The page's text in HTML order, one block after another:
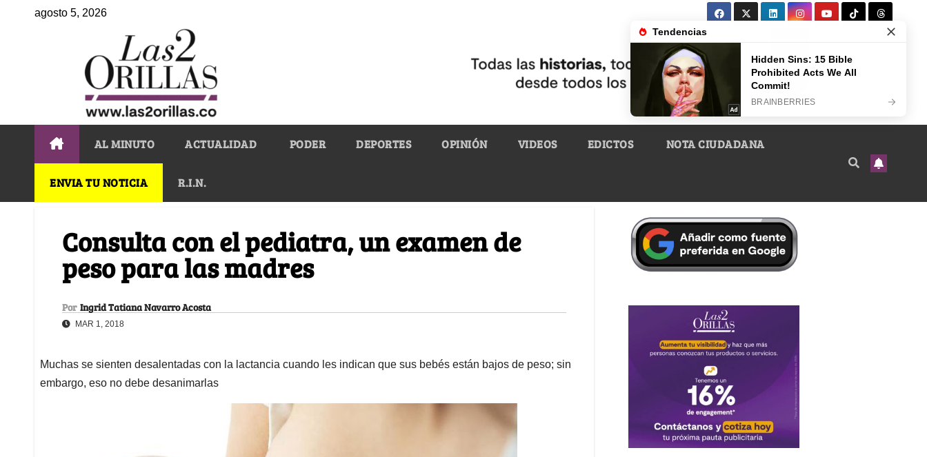
agosto 5, 2026
AL MINUTO ACTUALIDAD PODER DEPORTES OPINIÓN VIDEOS EDICTOS NOTA CIUDADANA
ENVIA TU NOTICIA R.I.N.
Consulta con el pediatra, un examen de
peso para las madres
Por Ingrid Tatiana Navarro Acosta
MAR 1, 2018
Muchas se sienten desalentadas con la lactancia cuando les indican que sus bebés están bajos de peso; sin
embargo, eso no debe desanimarlas